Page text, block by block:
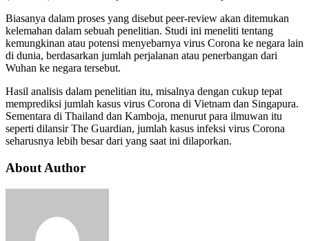
Biasanya dalam proses yang disebut peer-review akan ditemukan
kelemahan dalam sebuah penelitian. Studi ini meneliti tentang
kemungkinan atau potensi menyebarnya virus Corona ke negara lain
di dunia, berdasarkan jumlah perjalanan atau penerbangan dari
Wuhan ke negara tersebut.
Hasil analisis dalam penelitian itu, misalnya dengan cukup tepat
memprediksi jumlah kasus virus Corona di Vietnam dan Singapura.
Sementara di Thailand dan Kamboja, menurut para ilmuwan itu
seperti dilansir The Guardian, jumlah kasus infeksi virus Corona
seharusnya lebih besar dari yang saat ini dilaporkan.
About Author